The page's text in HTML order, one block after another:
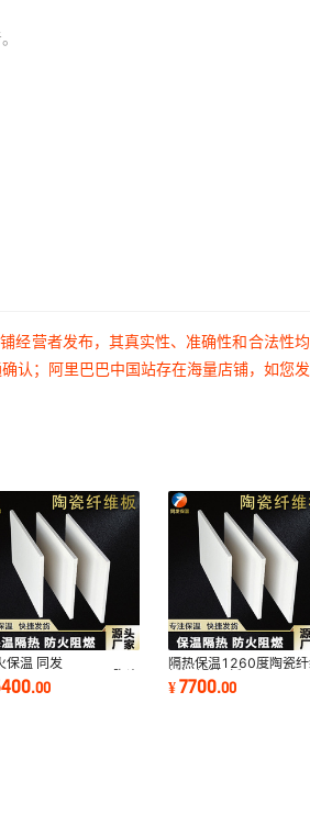
经营者发布，其真实性、准确性和合法性
认；阿里巴巴中国站存在海量店铺，如您
保温 同发
50mm 陶瓷
高温耐火
.00
隔热保温1260度陶瓷
板| 硅酸铝板
¥7700.00